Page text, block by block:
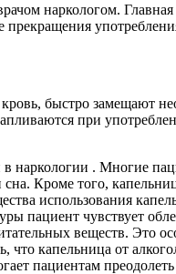
наркологом.
быстро замещают
при
наркологии . Многие
Кроме того,
использования
пациент чувствует
веществ.
капельница от
пациентам